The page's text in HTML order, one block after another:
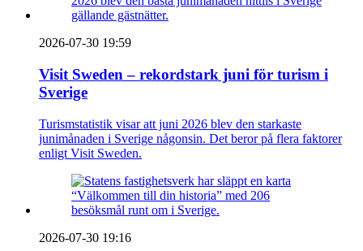
2026-07-30 19:59
Visit Sweden – rekordstark juni för turism i
Sverige
Turismstatistik visar att juni 2026 blev den starkaste
junimånaden i Sverige någonsin. Det beror på flera faktorer
enligt Visit Sweden.
2026-07-30 19:16